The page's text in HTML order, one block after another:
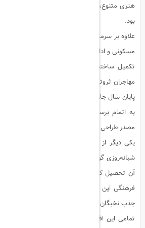
هنری متنوع، به‌طور یقین یکی از نمادهای
بود.
علاوه بر سرمایه‌گذاری در بخش‌های فرهنگی،
مسکونی و اداری نیز توجه ویژه‌ای دارد. این امارت
تکمیل ساختمان‌های مسکونی جدید
مهاجران ثروتمند و حرفه‌ای از سراسر جهان کمک
مصدر طراحی شده و به بهره‌برداری خواهد رسید.
یکی دیگر از جنبه‌های جذاب فرهنگی ابوظبی،
شبانه‌روزی گوردونستون در جزیره جبیل است. این
آن تحصیل کرده است، با افتتاح پردیس خود در
فرهنگی این امارت افزوده و نشان می‌دهد که
جذب نخبگان علمی و فرهنگی جهان است.
تمامی این اقدامات نشان‌دهنده‌ی تعهد ابوظبی